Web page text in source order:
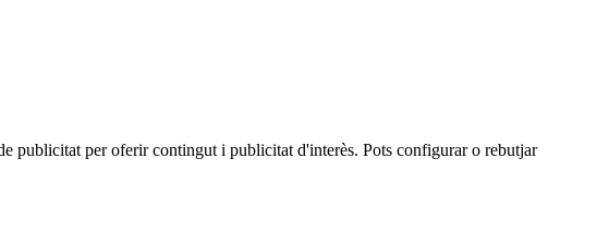
publicitat per oferir contingut i publicitat d'interès. Pots configurar o rebutjar